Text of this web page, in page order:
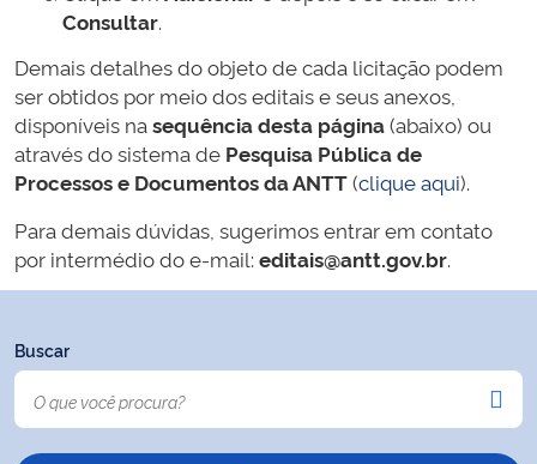
Consultar.
Demais detalhes do objeto de cada licitação podem
ser obtidos por meio dos editais e seus anexos,
disponíveis nasequência desta página(abaixo) ou
através do sistema de Pesquisa Pública de
Processos e Documentos da ANTT(clique aqui).
Para demais dúvidas, sugerimos entrar em contato
por intermédio do e-mail: editais@antt.gov.br.
Buscar